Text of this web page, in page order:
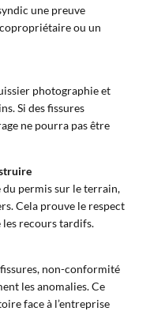
une preuve
ou un
photographie et
Si des fissures
ne pourra pas être
du permis sur le terrain,
Cela prouve le respect
les recours tardifs.
non-conformité
les anomalies. Ce
face à l’entreprise